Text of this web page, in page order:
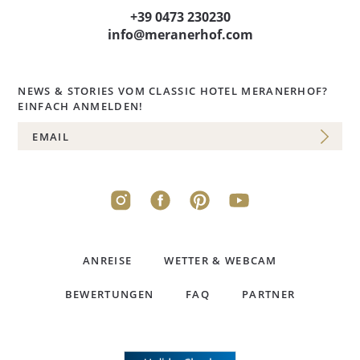
+39 0473 230230
info@meranerhof.com
NEWS & STORIES VOM CLASSIC HOTEL MERANERHOF?
EINFACH ANMELDEN!
ANREISE WETTER & WEBCAM
BEWERTUNGEN FAQ PARTNER